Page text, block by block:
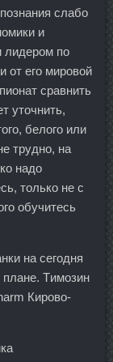
слабо
и
лидером по
от его мировой
сравнить
уточнить,
белого или
трудно, на
надо
только не с
обучитесь
на сегодня
Tимозин
Кирово-